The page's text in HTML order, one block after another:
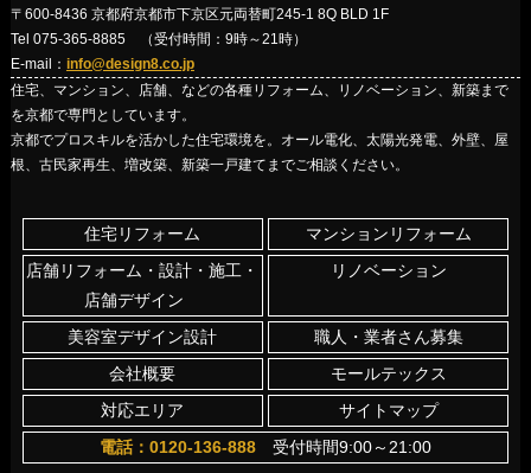
〒600-8436 京都府京都市下京区元両替町245-1 8Q BLD 1F
Tel 075-365-8885 （受付時間：9時～21時）
E-mail： info@design8.co.jp
住宅、マンション、店舗、などの各種リフォーム、リノベーション、新築まで
を京都で専門としています。
京都でプロスキルを活かした住宅環境を。オール電化、太陽光発電、外壁、屋
根、古民家再生、増改築、新築一戸建てまでご相談ください。
住宅リフォーム
マンションリフォーム
店舗リフォーム・設計・施工・
店舗デザイン
リノベーション
美容室デザイン設計
職人・業者さん募集
会社概要
モールテックス
対応エリア
サイトマップ
電話：0120-136-888受付時間9:00～21:00